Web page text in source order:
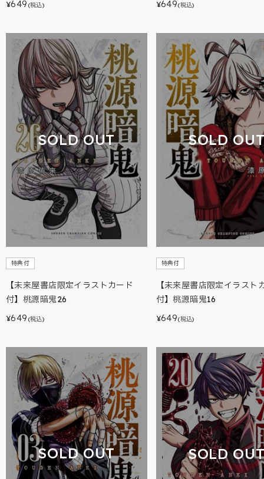
¥649 (税込) ¥649(税込)
SOLD OUT
特典付
【未来屋書店限定イラストカード
付】桃源暗鬼26
¥649 (税込)
SOLD
特典付
【未来屋書店限定イラスト
付】桃源暗鬼16
¥649(税込)
SOLD OUT SOLD